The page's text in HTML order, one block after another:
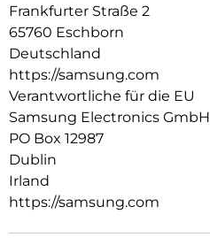
Frankfurter Straße 2
65760 Eschborn
Deutschland
https://samsung.com
Verantwortliche für die EU
Samsung Electronics GmbH
PO Box 12987
Dublin
Irland
https://samsung.com